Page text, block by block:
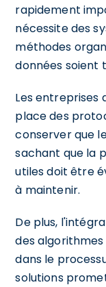
rapidement
nécessite des
méthodes
données soient
Les
place des
conserver que
sachant que la
utiles doit être
à maintenir.
De plus,
des
dans le
solutions